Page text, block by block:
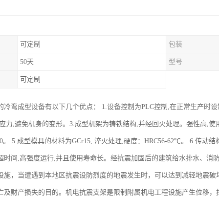
可定制 包装
50天 型号
可定制
冷弯成型设备有以下几个优点： 1.设备控制为PLC控制,在正常生产时
力,避免机身的变形。3.成型机架为铸铁结构,并经回火处理。强性高,
。 5.成型模具的材料为GCr15, 淬火处理,硬度：HRC56-62℃。 6.传动
时间,高强度运行,并且使用寿命长。经抗震加固后的建筑给水排水、消
施，当遭遇到本地区抗震设防烈度的地震发生时，可以达到减轻地震
及财产损失的目的。机电抗震支架是限制附属机电工程设施产生位移